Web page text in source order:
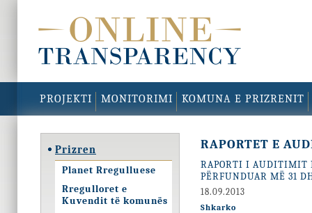
PROJEKTI MONITORIMI KOMUNA E PRIZRENIT
Prizren
Planet Rregulluese
Rregulloret e
Kuvendit të komunës
RAPORTET E
RAPORTI I AUDITIMIT
PËRFUNDUAR MË 31
18.09.2013
Shkarko